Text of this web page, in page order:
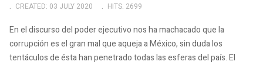
CREATED: 03 JULY 2020
HITS: 2699
En el discurso del poder ejecutivo nos ha machacado que la
corrupción es el gran mal que aqueja a México, sin duda los
tentáculos de ésta han penetrado todas las esferas del país. El